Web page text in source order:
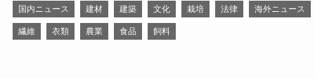
国内ニュース 建材 建築 文化 栽培 法律 海外ニュース
繊維 衣類 農業 食品 飼料